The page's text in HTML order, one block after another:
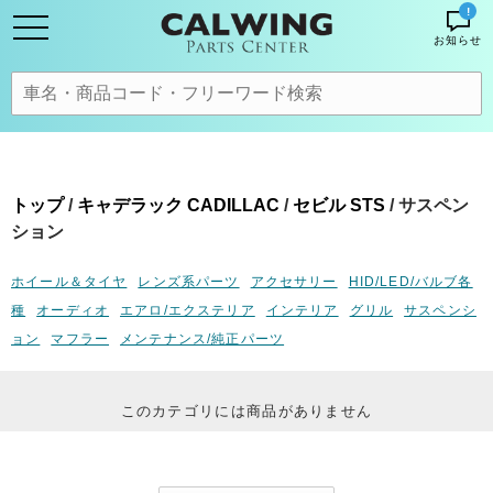
!
お知らせ
トップ/ キャデラック CADILLAC / セビル STS / サスペン
ション
ホイール＆タイヤ レンズ系パーツ アクセサリー
HID/LED/バルブ各
種
オーディオ エアロ/エクステリア インテリア グリル
サスペンシ
ョン
マフラー メンテナンス/純正パーツ
このカテゴリには商品がありません